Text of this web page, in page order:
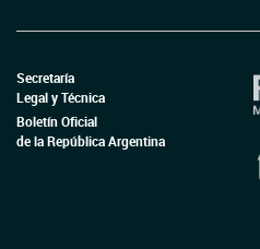
Secretaría
Legal y Técnica
Boletín Oficial
de la República Argentina